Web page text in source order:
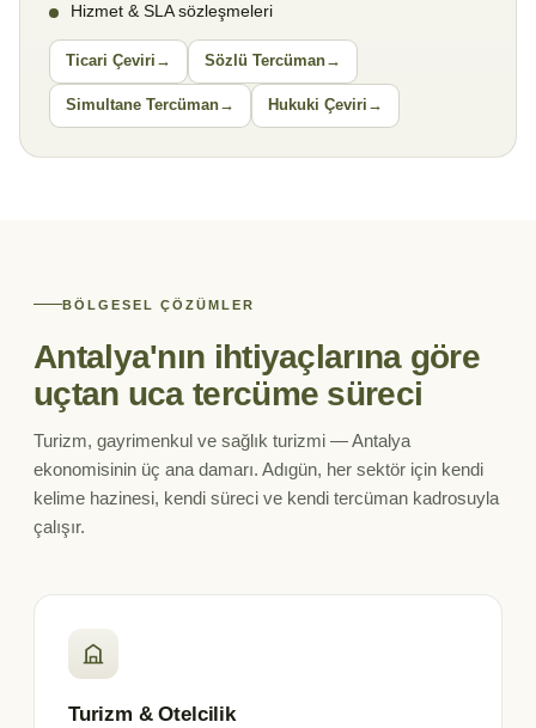
Hizmet & SLA sözleşmeleri
Ticari Çeviri Sözlü Tercüman
Simultane Tercüman Hukuki Çeviri
BÖLGESEL ÇÖZÜMLER
Antalya'nın ihtiyaçlarına göre
uçtan uca tercüme süreci
Turizm, gayrimenkul ve sağlık turizmi — Antalya
ekonomisinin üç ana damarı. Adıgün, her sektör için kendi
kelime hazinesi, kendi süreci ve kendi tercüman kadrosuyla
çalışır.
Turizm & Otelcilik